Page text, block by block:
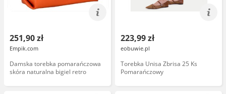
251,90 zł
Empik.com
Damska torebka pomarańczowa
skóra naturalna bigiel retro
223,99 zł
eobuwie.pl
Torebka Unisa Zbrisa 25 Ks
Pomarańczowy